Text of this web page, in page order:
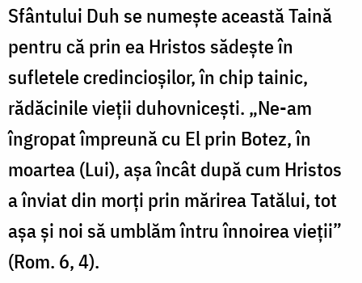
Sfântului Duh se numeşte această Taină
pentru că prin ea Hristos sădeşte în
sufletele credincioşilor, în chip tainic,
rădăcinile vieţii duhovniceşti. „Ne-am
îngropat împreună cu El prin Botez, în
moartea (Lui), aşa încât după cum Hristos
a înviat din morţi prin mărirea Tatălui, tot
aşa şi noi să umblăm întru înnoirea vieţii”
(Rom. 6, 4).